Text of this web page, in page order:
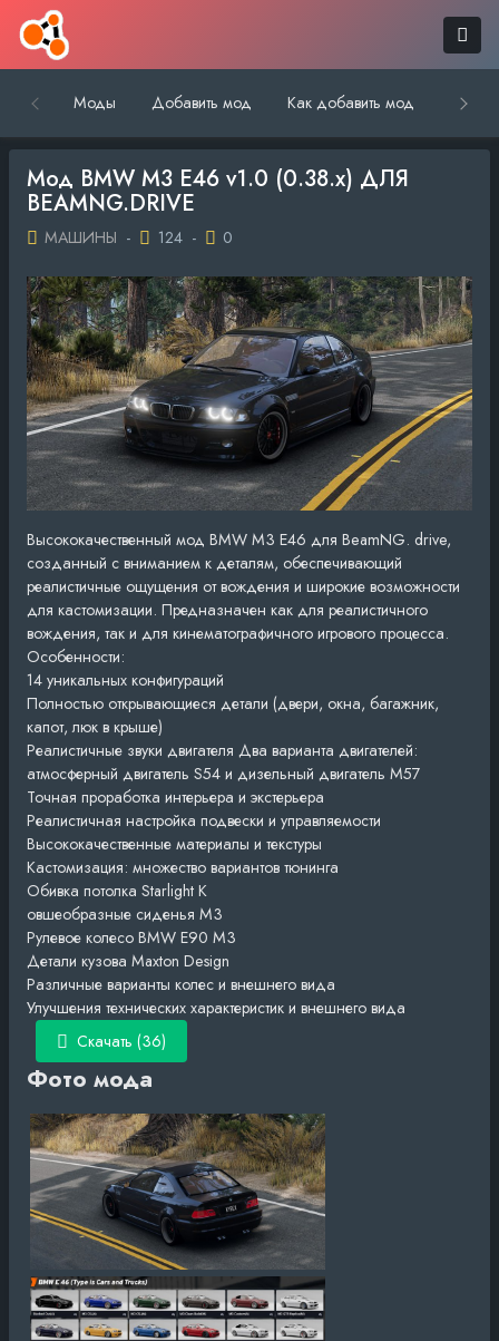
Моды Добавить мод Как добавить мод
Мод BMW M3 E46 v1.0 (0.38.x) ДЛЯ
BEAMNG.DRIVE
МАШИНЫ - 124 - 0
Высококачественный мод BMW M3 E46 для BeamNG. drive,
созданный с вниманием к деталям, обеспечивающий
реалистичные ощущения от вождения и широкие возможности
для кастомизации. Предназначен как для реалистичного
вождения, так и для кинематографичного игрового процесса.
Особенности:
14 уникальных конфигураций
Полностью открывающиеся детали (двери, окна, багажник,
капот, люк в крыше)
Реалистичные звуки двигателя Два варианта двигателей:
атмосферный двигатель S54 и дизельный двигатель M57
Точная проработка интерьера и экстерьера
Реалистичная настройка подвески и управляемости
Высококачественные материалы и текстуры
Кастомизация: множество вариантов тюнинга
Обивка потолка Starlight К
овшеобразные сиденья M3
Рулевое колесо BMW E90 M3
Детали кузова Maxton Design
Различные варианты колес и внешнего вида
Улучшения технических характеристик и внешнего вида
Скачать (36)
Фото мода